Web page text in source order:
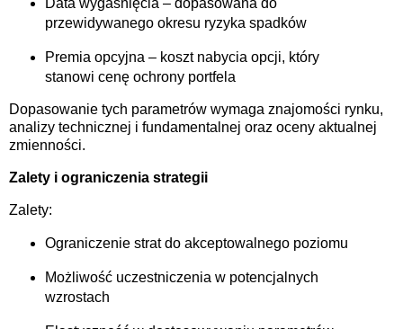
przewidywanego okresu ryzyka spadków
Premia opcyjna – koszt nabycia opcji, który
stanowi cenę ochrony portfela
Dopasowanie tych parametrów wymaga znajomości rynku,
analizy technicznej i fundamentalnej oraz oceny aktualnej
zmienności.
Zalety i ograniczenia strategii
Zalety:
Ograniczenie strat do akceptowalnego poziomu
Możliwość uczestniczenia w potencjalnych
wzrostach